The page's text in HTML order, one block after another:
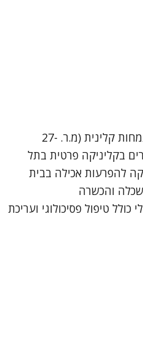
שמי נגה רז, פסיכולוגית בהתמחות קלינית (מ.ר. 27-
בקליניקה פרטית בתל
להפרעות אכילה בבית
והכשרה
טיפול פסיכולוגי ועריכת